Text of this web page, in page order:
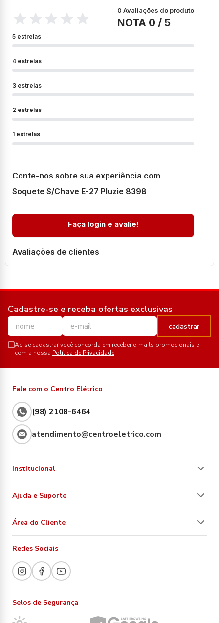
0 Avaliações do produto
NOTA 0 / 5
5 estrelas
4 estrelas
3 estrelas
2 estrelas
1 estrelas
Conte-nos sobre sua experiência com
Soquete S/Chave E-27 Pluzie 8398
Faça login e avalie!
Avaliações de clientes
Cadastre-se e receba ofertas exclusivas
cadastrar
Ao se cadastrar você concorda em receber e-mails promocionais e
com a nossa Política de Privacidade
Fale com o Centro Elétrico
(98) 2108-6464
atendimento@centroeletrico.com
Institucional
Ajuda e Suporte
Área do Cliente
Redes Sociais
Selos de Segurança